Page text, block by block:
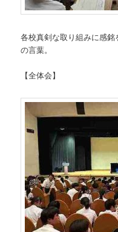
各校真剣な取り組みに感
の言葉。
【全体会】